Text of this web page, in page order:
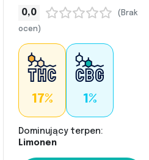
0,0
(Brak
ocen)
17% 1%
Dominujący terpen:
Limonen